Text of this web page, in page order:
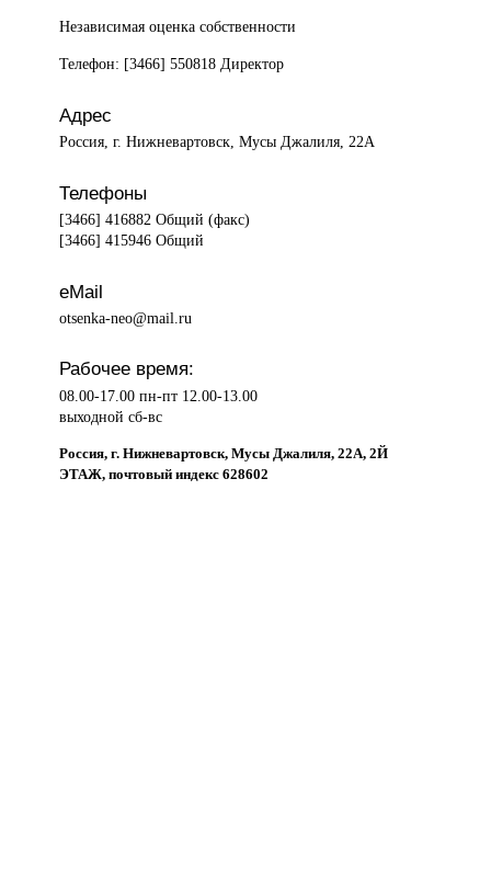
Независимая оценкасобственности
Телефон: [3466] 550818 Директор
Адрес
Россия, г. Нижневартовск, Мусы Джалиля, 22А
Телефоны
[3466] 416882 Общий (факс)
[3466] 415946 Общий
eMail
otsenka-neo@mail.ru
Рабочее время:
08.00-17.00 пн-пт 12.00-13.00
выходной сб-вс
Россия, г. Нижневартовск, Мусы Джалиля, 22А, 2Й
ЭТАЖ, почтовый индекс 628602